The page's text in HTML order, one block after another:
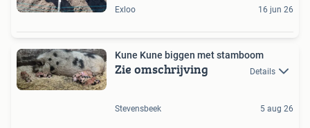
Exloo 16 jun 26
Kune Kune biggen met stamboom
Zie omschrijving Details
Stevensbeek 5 aug 26